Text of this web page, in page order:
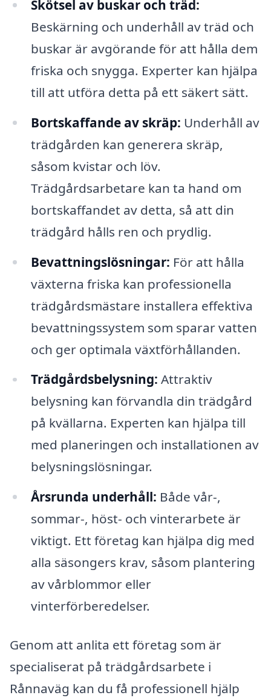
Skötsel av buskar och träd:
Beskärning och underhåll av träd och
buskar är avgörande för att hålla dem
friska och snygga. Experter kan hjälpa
till att utföra detta på ett säkert sätt.
Bortskaffande av skräp: Underhåll av
trädgården kan generera skräp,
såsom kvistar och löv.
Trädgårdsarbetare kan ta hand om
bortskaffandet av detta, så att din
trädgård hålls ren och prydlig.
Bevattningslösningar: För att hålla
växterna friska kan professionella
trädgårdsmästare installera effektiva
bevattningssystem som sparar vatten
och ger optimala växtförhållanden.
Trädgårdsbelysning: Attraktiv
belysning kan förvandla din trädgård
på kvällarna. Experten kan hjälpa till
med planeringen och installationen av
belysningslösningar.
Årsrunda underhåll: Både vår-,
sommar-, höst- och vinterarbete är
viktigt. Ett företag kan hjälpa dig med
alla säsongers krav, såsom plantering
av vårblommor eller
vinterförberedelser.
Genom att anlita ett företag som är
specialiserat på trädgårdsarbete i
Rånnaväg kan du få professionell hjälp